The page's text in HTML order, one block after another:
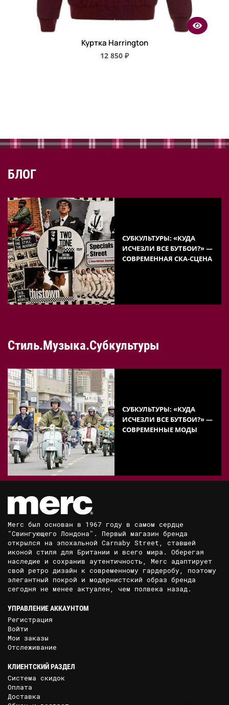
Куртка Harrington
12 850 ₽
БЛОГ
СУБКУЛЬТУРЫ: «КУДА
ИСЧЕЗЛИ ВСЕ БУТБОИ?» —
СОВРЕМЕННАЯ СКА-СЦЕНА
Стиль.Музыка.Субкультуры
СУБКУЛЬТУРЫ: «КУДА
ИСЧЕЗЛИ ВСЕ БУТБОИ?» —
СОВРЕМЕННЫЕ МОДЫ
Merc был основан в 1967 году в самом сердце
"Свингующего Лондона". Первый магазин бренда
открылся на эпохальной Carnaby Street, ставшей
иконой стиля для Британии и всего мира. Оберегая
наследие и сохранив аутентичность, Merc адаптирует
свой ретро дизайн к современному гардеробу, поэтому
элегантный покрой и модернистский образ бренда
сегодня не менее актуален, чем полвека назад.
УПРАВЛЕНИЕ АККАУНТОМ
Регистрация
Войти
Мои заказы
Отслеживание
КЛИЕНТСКИЙ РАЗДЕЛ
Система скидок
Оплата
Доставка